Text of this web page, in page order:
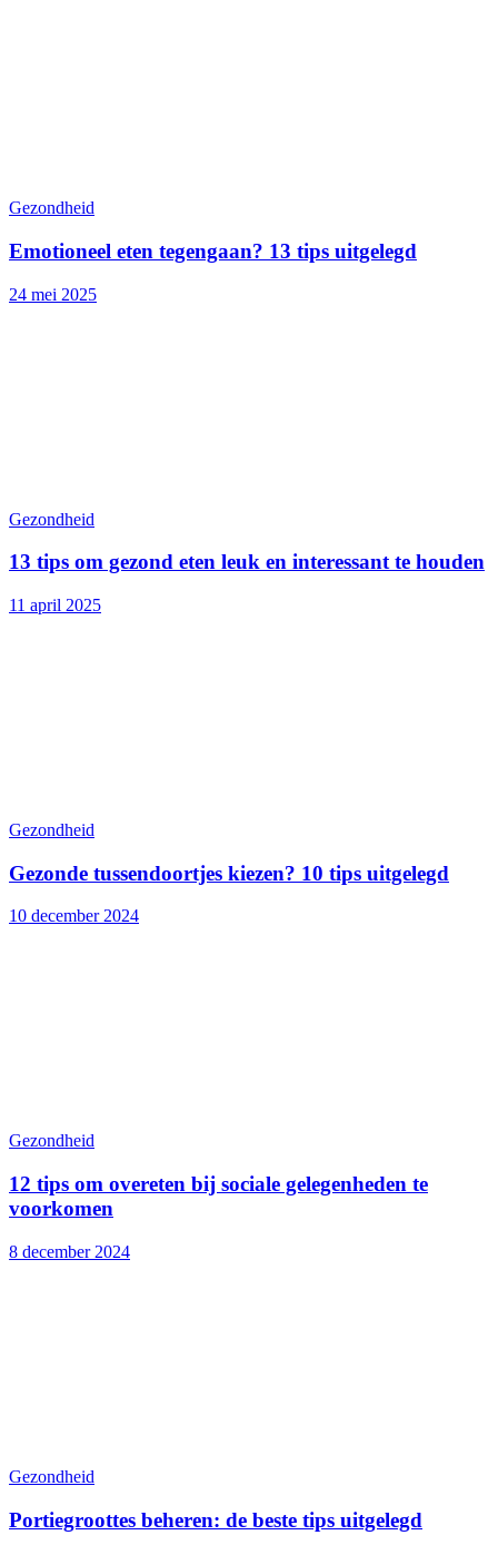
Gezondheid
Emotioneel eten tegengaan? 13 tips uitgelegd
24 mei 2025
Gezondheid
13 tips om gezond eten leuk en interessant te houden
11 april 2025
Gezondheid
Gezonde tussendoortjes kiezen? 10 tips uitgelegd
10 december 2024
Gezondheid
12 tips om overeten bij sociale gelegenheden te
voorkomen
8 december 2024
Gezondheid
Portiegroottes beheren: de beste tips uitgelegd